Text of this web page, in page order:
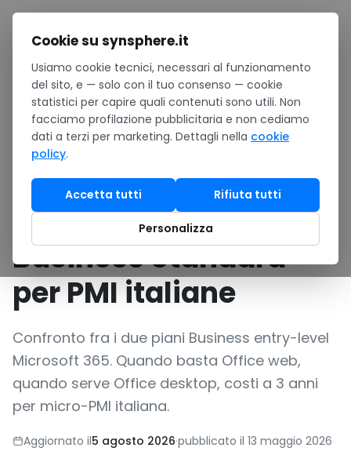
Salta al contenuto
Home / Confronti
Microsoft 365 Business Basic vs Business Standard per PMI
italiane
GUIDA ACQUISTO
Microsoft 365
Business Basic vs
Business Standard
per PMI italiane
Confronto fra i due piani Business entry-level
Microsoft 365. Quando basta Office web,
quando serve Office desktop, costi a 3 anni
per micro-PMI italiana.
Aggiornato il5 agosto 2026·pubblicato il 13 maggio 2026
Cookie su synsphere.it
Usiamo cookie tecnici, necessari al funzionamento
del sito, e — solo con il tuo consenso — cookie
statistici per capire quali contenuti sono utili. Non
facciamo profilazione pubblicitaria e non cediamo
dati a terzi per marketing. Dettagli nella cookie
policy.
Accetta tutti Rifiuta tutti
Personalizza